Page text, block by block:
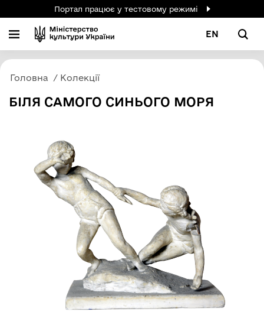
Портал працює у тестовому режимі
EN
Головна Колекції
БІЛЯ САМОГО СИНЬОГО МОРЯ